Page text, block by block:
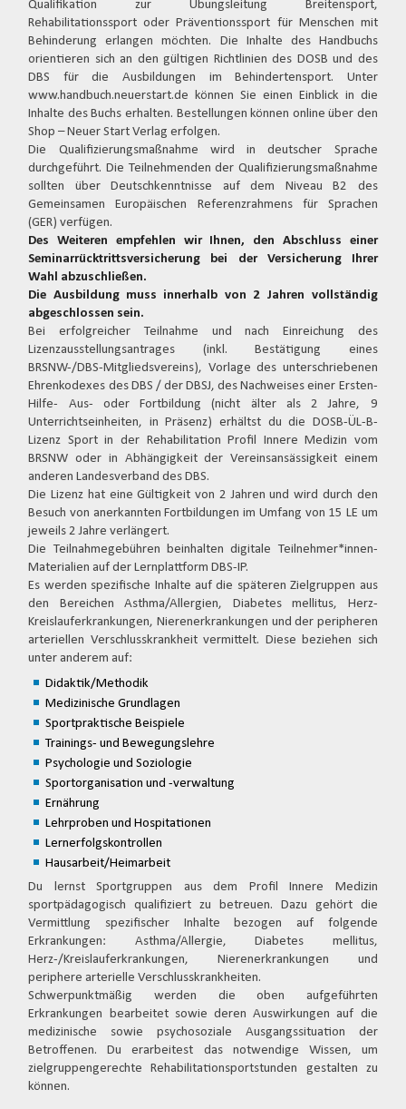
Qualifikation zur Übungsleitung Breitensport,
Rehabilitationssport oder Präventionssport für Menschen mit
Behinderung erlangen möchten. Die Inhalte des Handbuchs
orientieren sich an den gültigen Richtlinien des DOSB und des
DBS für die Ausbildungen im Behindertensport. Unter
www.handbuch.neuerstart.de können Sie einen Einblick in die
Inhalte des Buchs erhalten. Bestellungen können online über den
Shop – Neuer Start Verlag erfolgen.
Die Qualifizierungsmaßnahme wird in deutscher Sprache
durchgeführt. Die Teilnehmenden der Qualifizierungsmaßnahme
sollten über Deutschkenntnisse auf dem Niveau B2 des
Gemeinsamen Europäischen Referenzrahmens für Sprachen
(GER) verfügen.
Des Weiteren empfehlen wir Ihnen, den Abschluss einer
Seminarrücktrittsversicherung bei der Versicherung Ihrer
Wahl abzuschließen.
Die Ausbildung muss innerhalb von 2 Jahren vollständig
abgeschlossen sein.
Bei erfolgreicher Teilnahme und nach Einreichung des
Lizenzausstellungsantrages (inkl. Bestätigung eines
BRSNW-/DBS-Mitgliedsvereins), Vorlage des unterschriebenen
Ehrenkodexes des DBS / der DBSJ, des Nachweises einer Ersten-
Hilfe- Aus- oder Fortbildung (nicht älter als 2 Jahre, 9
Unterrichtseinheiten, in Präsenz) erhältst du die DOSB-ÜL-B-
Lizenz Sport in der Rehabilitation Profil Innere Medizin vom
BRSNW oder in Abhängigkeit der Vereinsansässigkeit einem
anderen Landesverband des DBS.
Die Lizenz hat eine Gültigkeit von 2 Jahren und wird durch den
Besuch von anerkannten Fortbildungen im Umfang von 15 LE um
jeweils 2 Jahre verlängert.
Die Teilnahmegebühren beinhalten digitale Teilnehmer*innen-
Materialien auf der Lernplattform DBS-IP.
Es werden spezifische Inhalte auf die späteren Zielgruppen aus
den Bereichen Asthma/Allergien, Diabetes mellitus, Herz-
Kreislauferkrankungen, Nierenerkrankungen und der peripheren
arteriellen Verschlusskrankheit vermittelt. Diese beziehen sich
unter anderem auf:
Didaktik/Methodik
Medizinische Grundlagen
Sportpraktische Beispiele
Trainings- und Bewegungslehre
Psychologie und Soziologie
Sportorganisation und -verwaltung
Ernährung
Lehrproben und Hospitationen
Lernerfolgskontrollen
Hausarbeit/Heimarbeit
Du lernst Sportgruppen aus dem Profil Innere Medizin
sportpädagogisch qualifiziert zu betreuen. Dazu gehört die
Vermittlung spezifischer Inhalte bezogen auf folgende
Erkrankungen: Asthma/Allergie, Diabetes mellitus,
Herz-/Kreislauferkrankungen, Nierenerkrankungen und
periphere arterielle Verschlusskrankheiten.
Schwerpunktmäßig werden die oben aufgeführten
Erkrankungen bearbeitet sowie deren Auswirkungen auf die
medizinische sowie psychosoziale Ausgangssituation der
Betroffenen. Du erarbeitest das notwendige Wissen, um
zielgruppengerechte Rehabilitationsportstunden gestalten zu
können.